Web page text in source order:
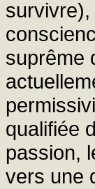
suprême
qualifiée
passion,
vers une